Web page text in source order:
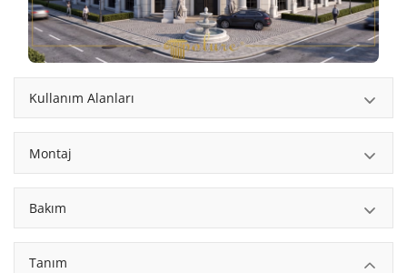
Kullanım Alanları
Montaj
Bakım
Tanım